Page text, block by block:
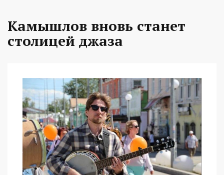
Камышлов вновь станет
столицей джаза